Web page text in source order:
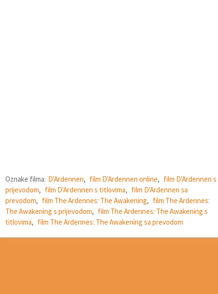
Oznake filma: D'Ardennen, film D'Ardennen online, film D'Ardennen s
prijevodom, film D'Ardennen s titlovima, film D'Ardennen sa
prevodom, film The Ardennes: The Awakening, film The Ardennes:
The Awakening s prijevodom, film The Ardennes: The Awakening s
titlovima, film The Ardennes: The Awakening sa prevodom